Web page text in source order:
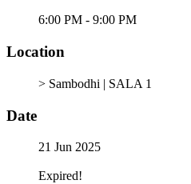
6:00 PM - 9:00 PM
Location
> Sambodhi | SALA 1
Date
21 Jun 2025
Expired!